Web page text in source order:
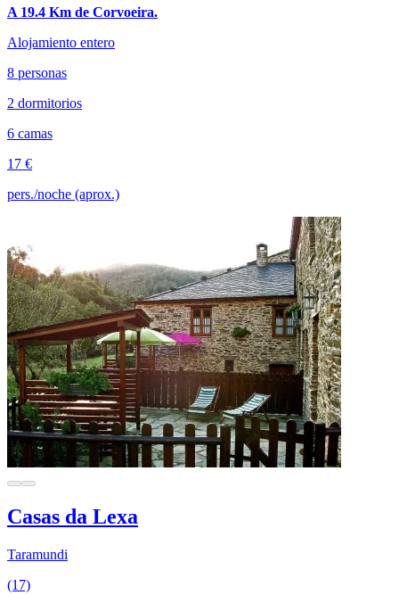
A 19.4 Km de Corvoeira.
Alojamiento entero
8 personas
2 dormitorios
6 camas
17 €
pers./noche (aprox.)
Casas da Lexa
Taramundi
(17)